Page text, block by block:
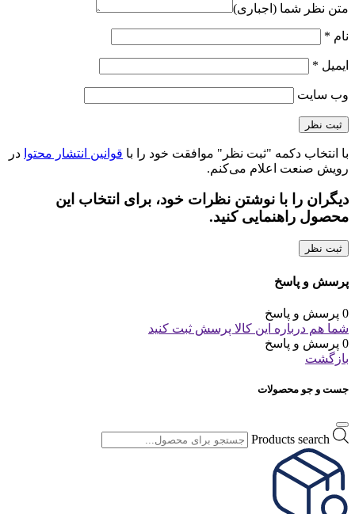
متن نظر شما (اجباری)
نام *
ایمیل *
وب‌ سایت
با انتخاب دکمه "ثبت نظر" موافقت خود را با قوانین انتشار محتوا در
رویش صنعت اعلام می‌کنم.
دیگران را با نوشتن نظرات خود، برای انتخاب این
محصول راهنمایی کنید.
ثبت نظر
پرسش و پاسخ
0 پرسش و پاسخ
شما هم درباره این کالا پرسش ثبت کنید
0 پرسش و پاسخ
بازگشت
جست و جو محصولات
Products search